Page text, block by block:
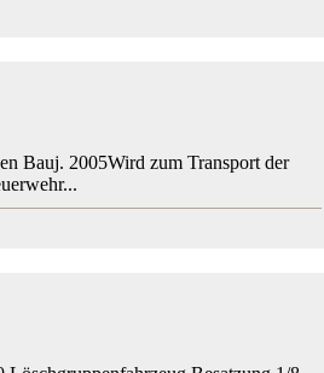
Bauj. 2005Wird zum Transport der